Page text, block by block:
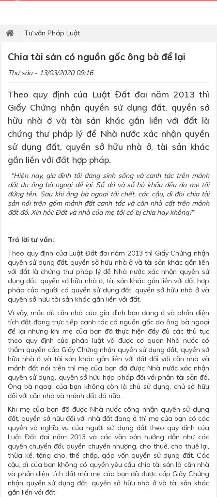
Tư vấn Pháp Luật
Chia tài sản có nguồn gốc ông bà để lại
Thứ sáu - 13/03/2020 09:16
Theo quy định của Luật Đất đai năm 2013 thì
Giấy Chứng nhận quyền sử dụng đất, quyền sở
hữu nhà ở và tài sản khác gắn liền với đất là
chứng thư pháp lý để Nhà nước xác nhận quyền
sử dụng đất, quyền sở hữu nhà ở, tài sản khác
gắn liền với đất hợp pháp.
“Hiện nay, gia đình tôi đang sinh sống và canh tác trên mảnh
đất do ông bà ngoại để lại. Sổ đỏ và sổ hộ khẩu đều do mẹ tôi
đứng tên. Sau khi ông bà ngoại tôi chết, các cậu, dì đòi chia tài
sản nói trên gồm mảnh đất canh tác và căn nhà cất trên mảnh
đất đó. Xin hỏi: Đất và nhà của mẹ tôi có bị chia hay không?”
Trả lời tư vấn:
Theo quy định của Luật Đất đai năm 2013 thì Giấy Chứng nhận
quyền sử dụng đất, quyền sở hữu nhà ở và tài sản khác gắn liền
với đất là chứng thư pháp lý để Nhà nước xác nhận quyền sử
dụng đất, quyền sở hữu nhà ở, tài sản khác gắn liền với đất hợp
pháp của người có quyền sử dụng đất, quyền sở hữu nhà ở và
quyền sở hữu tài sản khác gắn liền với đất.
Vì vậy, mặc dù căn nhà của gia đình bạn đang ở và phần diện
tích đất đang trực tiếp canh tác có nguồn gốc do ông bà ngoại
để lại nhưng khi mẹ của bạn đã thực hiện đầy đủ các thủ tục
theo quy định của pháp luật và được cơ quan Nhà nước có
thẩm quyền cấp Giấy Chứng nhận quyền sử dụng đất, quyền sở
hữu nhà ở và tài sản khác gắn liền với đất đối với căn nhà và
mảnh đất nói trên thì mẹ của bạn đã được Nhà nước xác nhận
quyền sử dụng, quyền sở hữu hợp pháp đối với phần tài sản đó.
Ông bà ngoại của bạn không còn là chủ sử dụng, chủ sở hữu
đối với căn nhà và mảnh đất đó nữa.
Khi mẹ của bạn đã được Nhà nước công nhận quyền sử dụng
đất, quyền sở hữu đối với nhà đất đang ở thì mẹ của bạn có các
quyền và nghĩa vụ của người sử dụng đất theo quy định của
Luật Đất đai năm 2013 và các văn bản hướng dẫn như các
quyền chuyển đổi, quyền chuyển nhượng, cho thuê, cho thuê lại,
thừa kế, tặng cho, thế chấp, góp vốn quyền sử dụng đất. Các
cậu, dì của bạn không có quyền yêu cầu chia tài sản là căn nhà
và phần diện tích đất mà mẹ của bạn đã được cấp Giấy Chứng
nhận quyền sử dụng đất, quyền sở hữu nhà ở và tài sản khác
gắn liền với đất.